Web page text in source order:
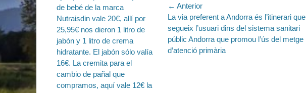
Navegación
de
entradas
← Anterior
Entrada
anterior:
La via preferent a Andorra és l’itinerari que
segueix l’usuari dins del sistema sanitari
públic Andorra que promou l’ús del metge
d’atenció primària